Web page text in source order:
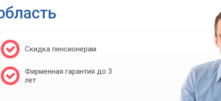
Скидка пенсионерам
Фирменная гарантия до 3
лет